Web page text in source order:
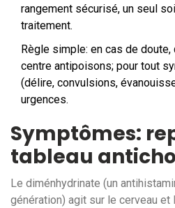
rangement sécurisé, un seul
traitement.
Règle simple: en cas de
centre antipoisons; pour tout
(délire, convulsions,
urgences.
Symptômes:
tableau
Le diménhydrinate (un
génération) agit sur le cerveau